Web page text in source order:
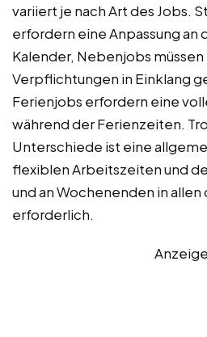
variiert je nach Art des Jobs.
erfordern eine Anpassung an
Kalender, Nebenjobs
Verpflichtungen in Einklang
Ferienjobs erfordern eine
während der Ferienzeiten.
Unterschiede ist eine
flexiblen Arbeitszeiten und
und an Wochenenden in
erforderlich.
Anzeige